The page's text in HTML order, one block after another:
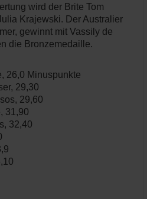
wird der Brite Tom
Krajewski. Der Australier
gewinnt mit Vassily de
die Bronzemedaille.
26,0 Minuspunkte
29,30
29,60
31,90
32,40